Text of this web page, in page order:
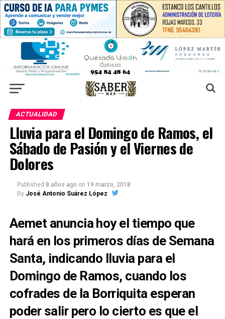
ACTUALIDAD
Lluvia para el Domingo de Ramos, el
Sábado de Pasión y el Viernes de
Dolores
Published 8 años ago on 19 marzo, 2018
By José Antonio Suárez López
Aemet anuncia hoy el tiempo que
hará en los primeros días de Semana
Santa, indicando lluvia para el
Domingo de Ramos, cuando los
cofrades de la Borriquita esperan
poder salir pero lo cierto es que el